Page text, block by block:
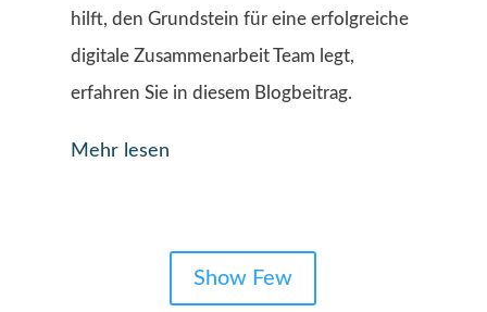
hilft, den Grundstein für eine erfolgreiche
digitale Zusammenarbeit Team legt,
erfahren Sie in diesem Blogbeitrag.
Mehr lesen
Show Few